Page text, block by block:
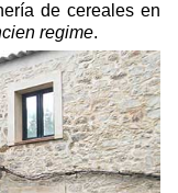
de cereales en
regime.